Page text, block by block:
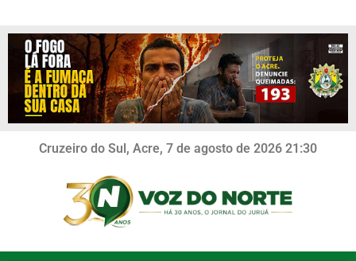
Cruzeiro do Sul, Acre, 7 de agosto de 2026 21:30